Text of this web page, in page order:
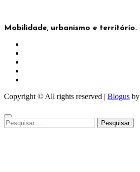
Mobilidade, urbanismo e território.
Copyright © All rights reserved | Blogus by
Pesquisar
por: